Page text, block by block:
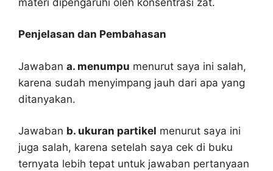
Penjelasan dan Pembahasan
Jawaban a. menumpu menurut saya ini salah,
karena sudah menyimpang jauh dari apa yang
ditanyakan.
Jawaban b. ukuran partikel menurut saya ini
juga salah, karena setelah saya cek di buku
ternyata lebih tepat untuk jawaban pertanyaan